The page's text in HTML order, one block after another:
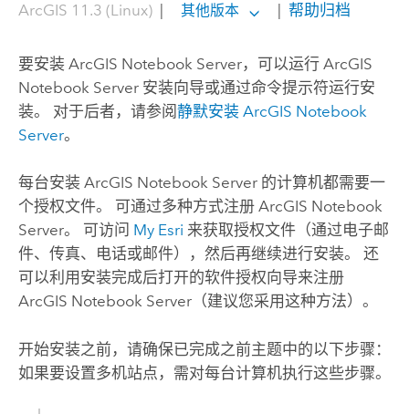
ArcGIS 11.3 (Linux)| 其他版本 帮助归档
要安装 ArcGIS Notebook Server，可以运行 ArcGIS
Notebook Server安装向导或通过命令提示符运行安
装。 对于后者，请参阅静默安装 ArcGIS Notebook
Server。
每台安装 ArcGIS Notebook Server的计算机都需要一
个授权文件。 可通过多种方式注册 ArcGIS Notebook
Server。 可访问 My Esri 来获取授权文件（通过电子邮
件、传真、电话或邮件），然后再继续进行安装。 还
可以利用安装完成后打开的软件授权向导来注册
ArcGIS Notebook Server（建议您采用这种方法）。
开始安装之前，请确保已完成之前主题中的以下步骤：
如果要设置多机站点，需对每台计算机执行这些步骤。